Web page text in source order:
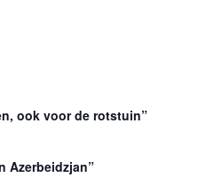
ook voor de rotstuin”
Azerbeidzjan”